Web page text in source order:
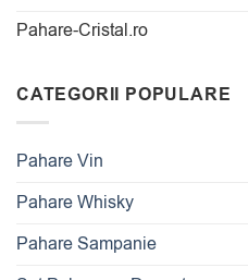
Pahare-Cristal.ro
CATEGORII POPULARE
Pahare Vin
Pahare Whisky
Pahare Sampanie